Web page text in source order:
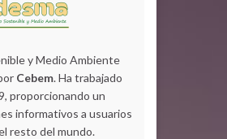
y Medio Ambiente
Cebem. Ha trabajado
proporcionando un
informativos a usuarios
resto del mundo.